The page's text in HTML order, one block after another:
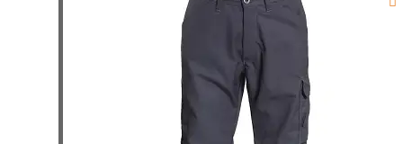
Deze
gekozen
worden